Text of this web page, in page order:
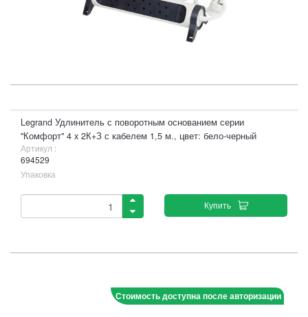
Legrand Удлинитель с поворотным основанием серии
"Комфорт" 4 x 2К+З с кабелем 1,5 м., цвет: бело-черный
Артикул :
694529
Упаковка
Купить
Стоимость доступна после авторизации